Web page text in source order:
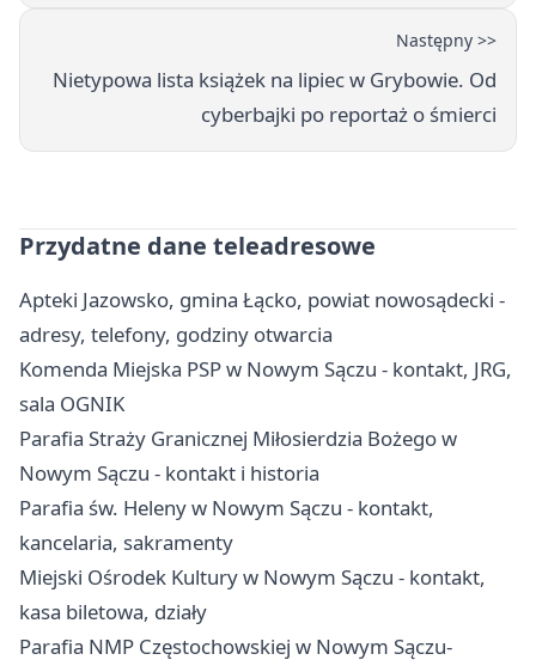
Następny >>
Nietypowa lista książek na lipiec w Grybowie. Od
cyberbajki po reportaż o śmierci
Przydatne dane teleadresowe
Apteki Jazowsko, gmina Łącko, powiat nowosądecki -
adresy, telefony, godziny otwarcia
Komenda Miejska PSP w Nowym Sączu - kontakt, JRG,
sala OGNIK
Parafia Straży Granicznej Miłosierdzia Bożego w
Nowym Sączu - kontakt i historia
Parafia św. Heleny w Nowym Sączu - kontakt,
kancelaria, sakramenty
Miejski Ośrodek Kultury w Nowym Sączu - kontakt,
kasa biletowa, działy
Parafia NMP Częstochowskiej w Nowym Sączu-